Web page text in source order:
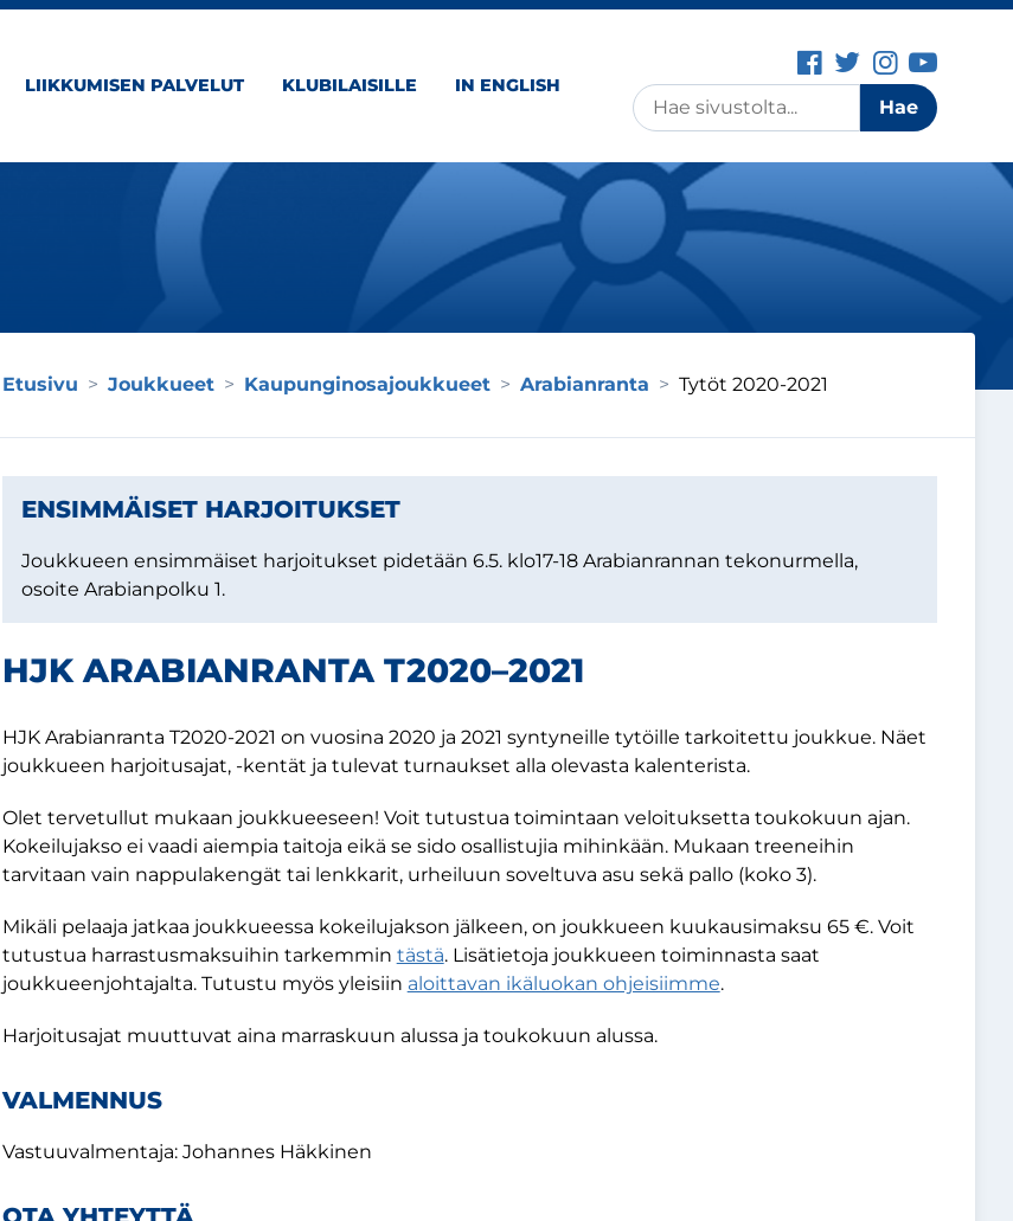
LIIKKUMISEN PALVELUT KLUBILAISILLE IN ENGLISH
Facebook-
Twitter-
Haku Hae
Etusivu > Joukkueet > Kaupunginosajoukkueet > Arabianranta > Tytöt 2020-2021
ENSIMMÄISET HARJOITUKSET
Joukkueen ensimmäiset harjoitukset pidetään 6.5. klo17-18 Arabianrannan tekonurmella,
osoite Arabianpolku 1.
HJK ARABIANRANTA T2020–2021
HJK Arabianranta T2020-2021 on vuosina 2020 ja 2021 syntyneille tytöille tarkoitettu joukkue. Näet
joukkueen harjoitusajat, -kentät ja tulevat turnaukset alla olevasta kalenterista.
Olet tervetullut mukaan joukkueeseen! Voit tutustua toimintaan veloituksetta toukokuun ajan.
Kokeilujakso ei vaadi aiempia taitoja eikä se sido osallistujia mihinkään. Mukaan treeneihin
tarvitaan vain nappulakengät tai lenkkarit, urheiluun soveltuva asu sekä pallo (koko 3).
Mikäli pelaaja jatkaa joukkueessa kokeilujakson jälkeen, on joukkueen kuukausimaksu 65 €. Voit
tutustua harrastusmaksuihin tarkemmin tästä. Lisätietoja joukkueen toiminnasta saat
joukkueenjohtajalta. Tutustu myös yleisiin aloittavan ikäluokan ohjeisiimme.
Harjoitusajat muuttuvat aina marraskuun alussa ja toukokuun alussa.
VALMENNUS
Vastuuvalmentaja: Johannes Häkkinen